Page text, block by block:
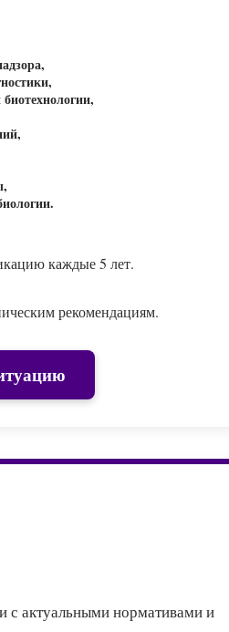
каждые 5 лет.
рекомендациям.
с актуальными нормативами и